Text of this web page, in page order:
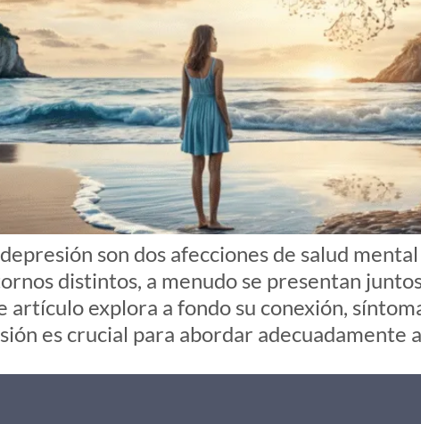
son dos afecciones de salud
distintos, a menudo se presentan
artículo explora a fondo su conexión,
es crucial para abordar adecuadamente